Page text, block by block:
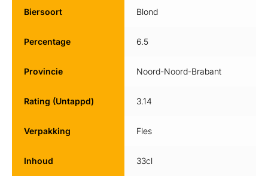
Biersoort Blond
Percentage 6.5
Provincie Noord-Noord-Brabant
Rating (Untappd) 3.14
Verpakking Fles
Inhoud 33cl